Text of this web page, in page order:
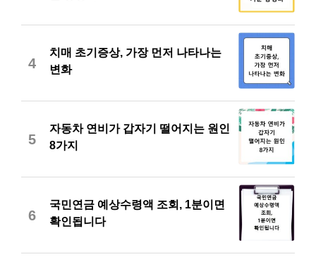
4
치매 초기증상, 가장 먼저 나타나는
변화
5
자동차 연비가 갑자기 떨어지는 원인
8가지
6
국민연금 예상수령액 조회, 1분이면
확인됩니다